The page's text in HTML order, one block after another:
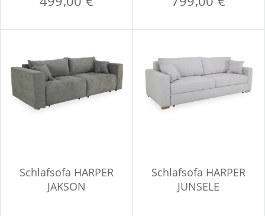
Schlafsofa HARPER
JAKSON
Schlafsofa HARPER
JUNSELE